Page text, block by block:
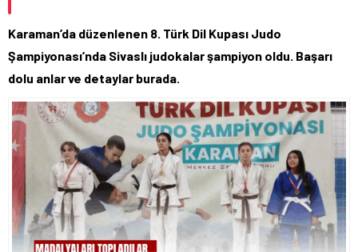
Karaman’da düzenlenen 8. Türk Dil Kupası Judo
Şampiyonası’nda Sivaslı judokalar şampiyon oldu. Başarı
dolu anlar ve detaylar burada.